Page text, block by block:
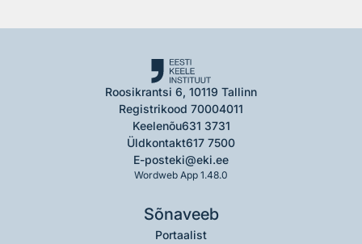
Roosikrantsi 6, 10119 Tallinn
Registrikood 70004011
Keelenõu631 3731
Üldkontakt617 7500
E-posteki@eki.ee
Wordweb App 1.48.0
Sõnaveeb
Portaalist